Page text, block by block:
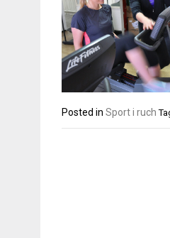
Posted in Sport i ruch